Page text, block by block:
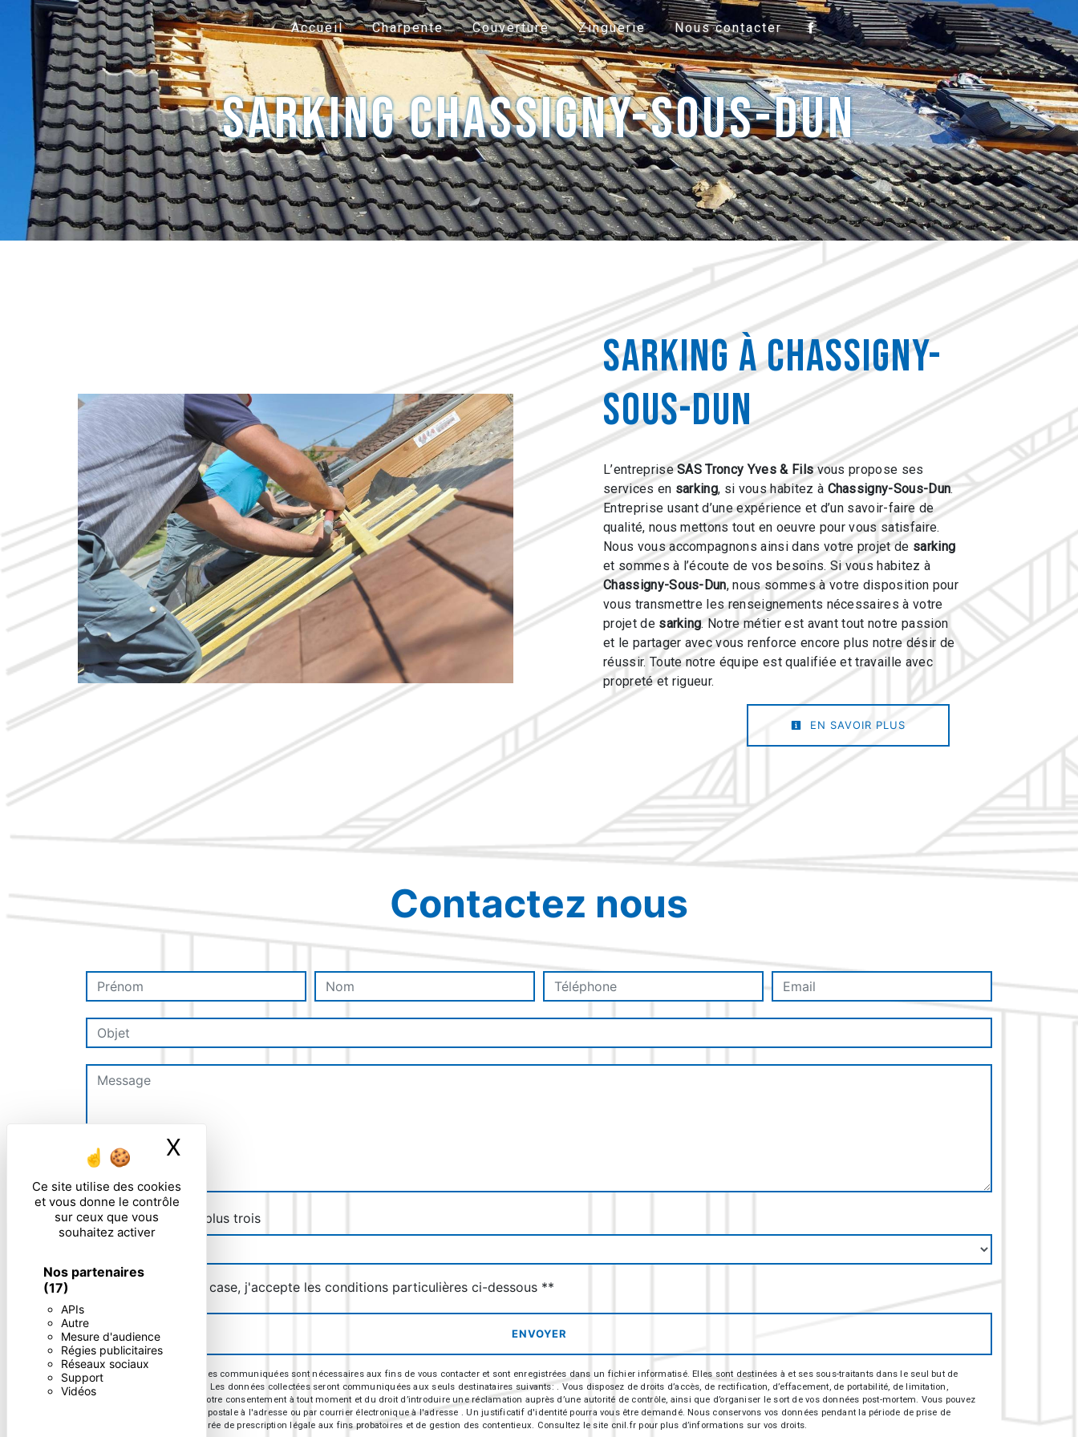
Panneau de gestion des cookies
Ce site utilise des cookies
et vous donne le contrôle
sur ceux que vous
souhaitez activer
Nos partenaires
(17)
APIs
Autre
Mesure d'audience
Régies publicitaires
Réseaux sociaux
Support
Vidéos
X
Accueil Charpente Couverture Zinguerie Nous contacter
sarking Chassigny-Sous-Dun
sarking à Chassigny-
Sous-Dun
L’entrepriseSAS Troncy Yves & Filsvous propose ses
services en sarking, si vous habitez à Chassigny-Sous-Dun.
Entreprise usant d’une expérience et d’un savoir-faire de
qualité, nous mettons tout en oeuvre pour vous satisfaire.
Nous vous accompagnons ainsi dans votre projet de sarking
et sommes à l’écoute de vos besoins. Si vous habitez à
Chassigny-Sous-Dun, nous sommes à votre disposition pour
vous transmettre les renseignements nécessaires à votre
projet de sarking. Notre métier est avant tout notre passion
et le partager avec vous renforce encore plus notre désir de
réussir. Toute notre équipe est qualifiée et travaille avec
propreté et rigueur.
EN SAVOIR PLUS
Contactez nous
Combien font zero plus trois
En cochant cette case, j'accepte les conditions particulières ci-dessous **
ENVOYER
** Les données personnelles communiquées sont nécessaires aux fins de vous contacter et sont enregistrées dans un fichier informatisé. Elles sont destinées à et ses sous-traitants dans le seul but de
répondre à votre message. Les données collectées seront communiquées aux seuls destinataires suivants: . Vous disposez de droits d’accès, de rectification, d’effacement, de portabilité, de limitation,
d’opposition, de retrait de votre consentement à tout moment et du droit d’introduire une réclamation auprès d’une autorité de contrôle, ainsi que d’organiser le sort de vos données post-mortem. Vous pouvez
exercer ces droits par voie postale à l'adresse ou par courrier électronique à l'adresse . Un justificatif d'identité pourra vous être demandé. Nous conservons vos données pendant la période de prise de
contact puis pendant la durée de prescription légale aux fins probatoires et de gestion des contentieux. Consultez le site cnil.fr pour plus d’informations sur vos droits.